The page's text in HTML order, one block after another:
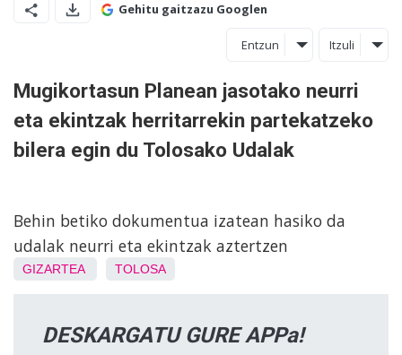
Gehitu gaitzazu Googlen
Entzun Itzuli
Mugikortasun Planean jasotako neurri
eta ekintzak herritarrekin partekatzeko
bilera egin du Tolosako Udalak
Behin betiko dokumentua izatean hasiko da
udalak neurri eta ekintzak aztertzen
GIZARTEA TOLOSA
DESKARGATU GURE APPa!